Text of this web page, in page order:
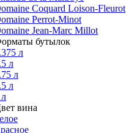
Coquard Loison-Fleurot
Perrot-Minot
Jean-Marc Millot
бутылок
л
л
л
л
вина